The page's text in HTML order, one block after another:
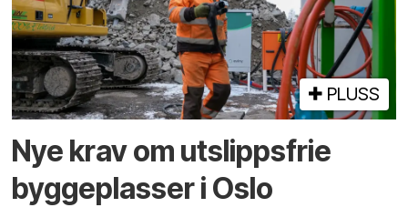
PLUSS
Nye krav om utslippsfrie
byggeplasser i Oslo